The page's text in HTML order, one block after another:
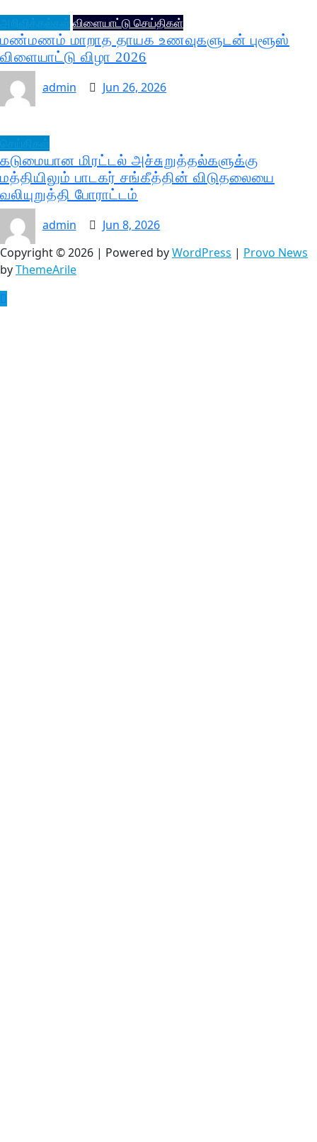
விளையாட்டு செய்திகள்
மண்மணம் மாறாத தாயக உணவுகளுடன் புளூஸ்
விளையாட்டு விழா 2026
admin
Jun 26, 2026
கடுமையான மிரட்டல் அச்சுறுத்தல்களுக்கு
மத்தியிலும் பாடகர் சங்கீத்தின் விடுதலையை
வலியுறுத்தி போராட்டம்
admin
Jun 8, 2026
Copyright © 2026 | Powered byWordPress | Provo News
byThemeArile